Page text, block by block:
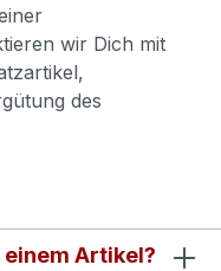
wir Dich mit
des
Artikel?